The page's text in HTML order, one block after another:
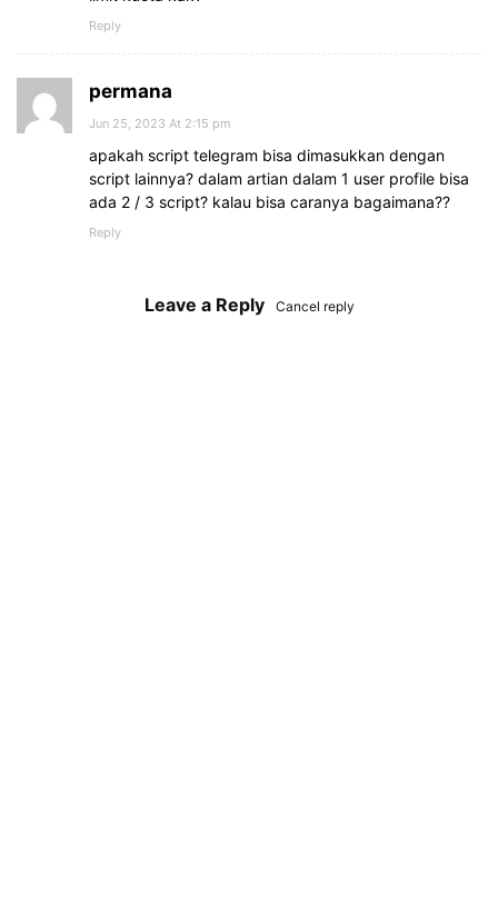
Reply
permana
Jun 25, 2023 At 2:15 pm
apakah script telegram bisa dimasukkan dengan
script lainnya? dalam artian dalam 1 user profile bisa
ada 2 / 3 script? kalau bisa caranya bagaimana??
Reply
Leave a Reply Cancel reply